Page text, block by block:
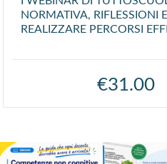
NORMATIVA, RIFLESSIONI
REALIZZARE PERCORSI
€31.00